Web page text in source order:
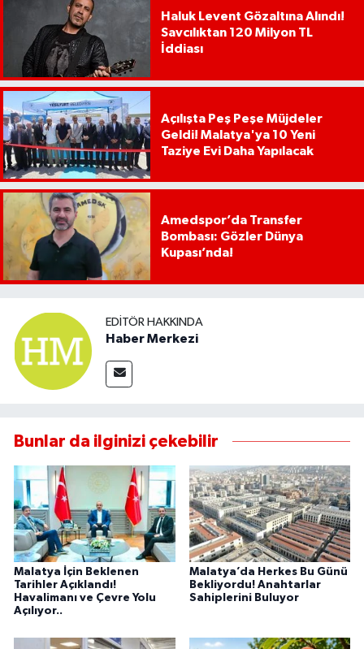
Haluk Levent Gözaltına Alındı!
Savcılıktan 120 Milyon TL
İddiası
Açılışta Peş Peşe Müjdeler
Geldi! Malatya'ya 10 Yeni
Taziye Evi Daha Yapılacak
Amedspor’da Transfer
Bombası: Gözler Dünya
Kupası’nda!
EDITÖR HAKKINDA
Haber Merkezi
Bunlar da ilginizi çekebilir
Malatya İçin Beklenen
Tarihler Açıklandı!
Havalimanı ve Çevre Yolu
Açılıyor..
Malatya’da Herkes Bu Günü
Bekliyordu! Anahtarlar
Sahiplerini Buluyor